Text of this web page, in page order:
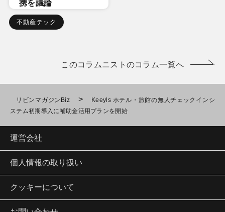
携を議論
不動産テック
このコラムニストのコラム一覧へ
リビンマガジンBiz >
Keeyls ホテル・旅館の無人チェックインシ
ステム初期導入に補助金活用プランを開始
運営会社
個人情報の取り扱い
クッキーについて